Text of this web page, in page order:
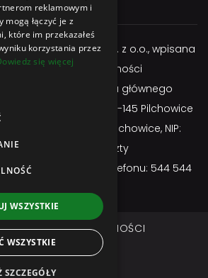
544 544 064
jest firma Atexbud Sp. z o.o., wpisana
i Informacji o Działalności
adres miejsca głównego
ul. Gliwicka 3; 44-145 Pilchowice
Gliwicka 3; 44-145 Pilchowice, NIP:
524963750, adres poczty
, numer telefonu: 544 544
POLITYKA PRYWATNOŚCI
I PŁATNOŚĆ
© ATEXBUD
reklamowym i
mogą łączyć je z
które im przekazałeś
korzystania przez
się więcej
WSZYSTKIE
WSZYSTKIE
SZCZEGÓŁY